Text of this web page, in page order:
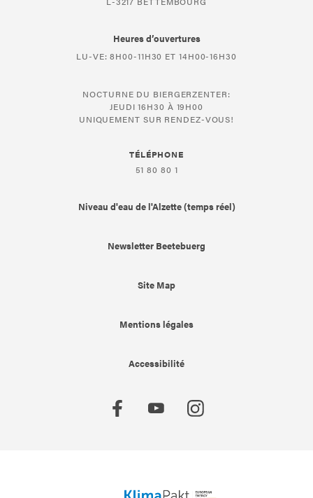
Heures d’ouvertures
LU-VE: 8H00-11H30 ET 14H00-16H30
NOCTURNE DU BIERGERZENTER:
JEUDI 16H30 À 19H00
UNIQUEMENT SUR RENDEZ-VOUS!
TÉLÉPHONE
51 80 80 1
Niveau d'eau de l'Alzette (temps réel)
Newsletter Beetebuerg
Site Map
Mentions légales
Accessibilité